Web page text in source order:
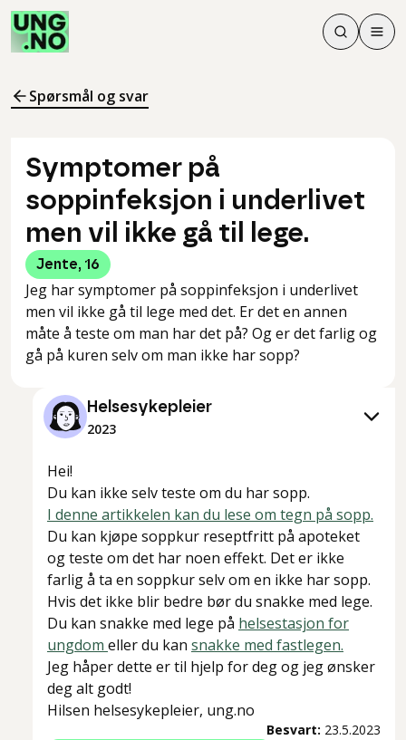
Søk
Søk
Meny
Spørsmål og svar
Symptomer på
soppinfeksjon i underlivet
men vil ikke gå til lege.
Jente, 16
Jeg har symptomer på soppinfeksjon i underlivet
men vil ikke gå til lege med det. Er det en annen
måte å teste om man har det på? Og er det farlig og
gå på kuren selv om man ikke har sopp?
Helsesykepleier
2023
Hei!
Du kan ikke selv teste om du har sopp.
I denne artikkelen kan du lese om tegn på sopp.
Du kan kjøpe soppkur reseptfritt på apoteket
og teste om det har noen effekt. Det er ikke
farlig å ta en soppkur selv om en ikke har sopp.
Hvis det ikke blir bedre bør du snakke med lege.
Du kan snakke med lege på helsestasjon for
ungdom eller du kan snakke med fastlegen.
Jeg håper dette er til hjelp for deg og jeg ønsker
deg alt godt!
Hilsen helsesykepleier, ung.no
Besvart: 23.5.2023